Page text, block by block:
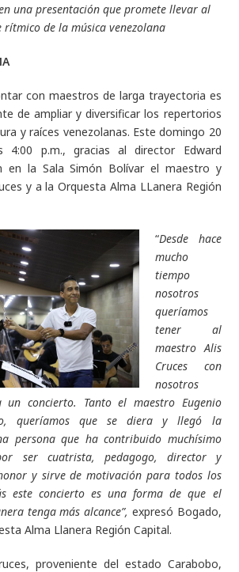
una presentación que promete llevar al
de la música venezolana
con maestros de larga trayectoria es
de ampliar y diversificar los repertorios
y raíces venezolanas. Este domingo 20
p.m., gracias al director Edward
en la Sala Simón Bolívar el maestro y
y a la Orquesta Alma LLanera Región
“Desde hace
mucho
tiempo
nosotros
queríamos
tener al
maestro Alis
Cruces con
nosotros
concierto. Tanto el maestro Eugenio
queríamos que se diera y llegó la
persona que ha contribuido muchísimo
ser cuatrista, pedagogo, director y
y sirve de motivación para todos los
este concierto es una forma de que el
tenga más alcance”, expresó Bogado,
Alma Llanera Región Capital.
proveniente del estado Carabobo,